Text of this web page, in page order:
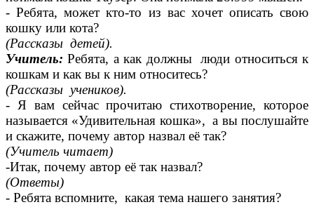
- Ребята, может кто-то из вас хочет описать свою
кошку или кота?
(Рассказы детей).
Учитель:Ребята, а как должны люди относиться к
кошкам и как вы к ним относитесь?
(Рассказы учеников).
- Я вам сейчас прочитаю стихотворение, которое
называется «Удивительная кошка», а вы послушайте
и скажите, почему автор назвал её так?
(Учитель читает)
-Итак, почему автор её так назвал?
(Ответы)
- Ребята вспомните, какая тема нашего занятия?